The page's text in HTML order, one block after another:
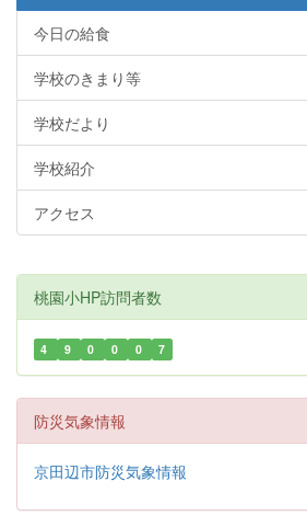
今日の給食
学校のきまり等
学校だより
学校紹介
アクセス
桃園小HP訪問者数
4 9 0 0 0 7
防災気象情報
京田辺市防災気象情報